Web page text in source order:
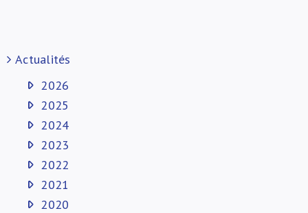
Actualités
2026
2025
2024
2023
2022
2021
2020